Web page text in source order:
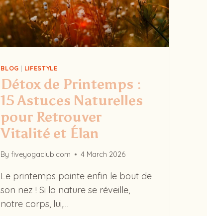
TRANSFORMATRICE
?
BLOG | LIFESTYLE
Détox de Printemps :
15 Astuces Naturelles
pour Retrouver
Vitalité et Élan
By fiveyogaclub.com 4 March 2026
Le printemps pointe enfin le bout de
son nez ! Si la nature se réveille,
notre corps, lui,…